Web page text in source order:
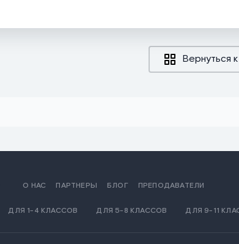
Вернуться
О НАС ПАРТНЕРЫ БЛОГ ПРЕПОДАВАТЕЛИ
ДЛЯ 1-4 КЛАССОВ ДЛЯ 5-8 КЛАССОВ ДЛЯ 9-11